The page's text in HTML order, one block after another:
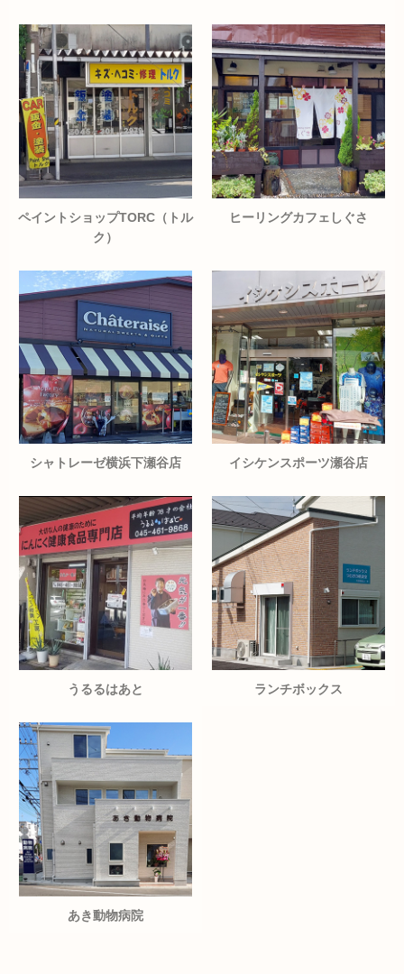
ペイントショップTORC（トル
ク）
ヒーリングカフェしぐさ
シャトレーゼ横浜下瀬谷店 イシケンスポーツ瀬谷店
うるるはあと ランチボックス
あき動物病院